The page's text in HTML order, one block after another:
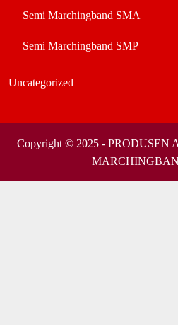
Semi Marchingband SMA
Semi Marchingband SMP
Uncategorized
Copyright © 2025 -